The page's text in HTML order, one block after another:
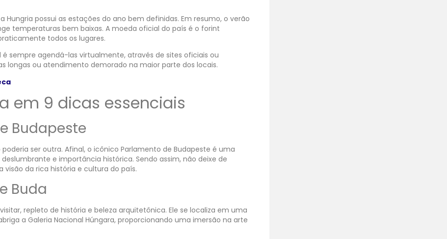
possui as estações do ano bem definidas. Em resumo, o verão
temperaturas bem baixas. A moeda oficial do país é o forint
todos os lugares.
sempre agendá-las virtualmente, através de sites oficiais ou
longas ou atendimento demorado na maior parte dos locais.
em 9 dicas essenciais
Budapeste
ser outra. Afinal, o icônico Parlamento de Budapeste é uma
e importância histórica. Sendo assim, não deixe de
da rica história e cultura do país.
Buda
repleto de história e beleza arquitetônica. Ele se localiza em uma
a Galeria Nacional Húngara, proporcionando uma imersão na arte